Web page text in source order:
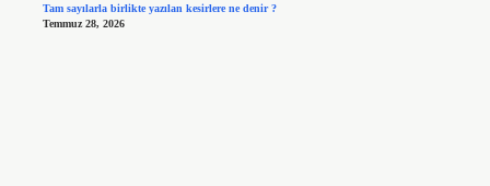
Tam sayılarla birlikte yazılan kesirlere ne denir ?
Temmuz 28, 2026